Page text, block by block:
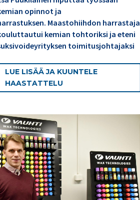
opinnot ja
Maastohiihdon harrastaja
kemian tohtoriksi ja eteni
toimitusjohtajaksi
LUE LISÄÄ JA KUUNTELE
HAASTATTELU